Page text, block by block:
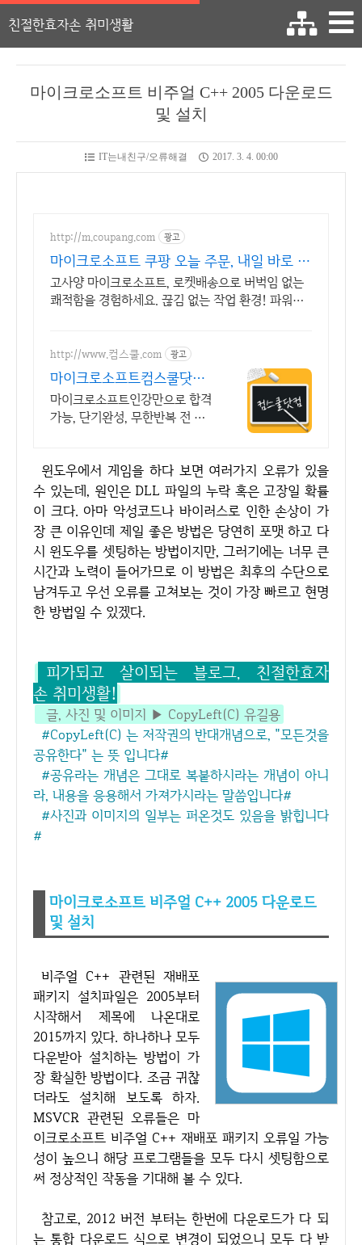
친절한효자손 취미생활
마이크로소프트 비주얼 C++ 2005 다운로드
및 설치
IT는내친구/오류해결 2017. 3. 4. 00:00
http://m.coupang.com 광고
마이크로소프트 쿠팡 오늘 주문, 내일 바로 도
착
고사양 마이크로소프트, 로켓배송으로 버벅임 없는
쾌적함을 경험하세요. 끊김 없는 작업 환경! 파워풀
http://www.컴스쿨.com 광고
마이크로소프트컴스쿨닷컴
당일 신청&결제시 기프티
콘!
마이크로소프트인강만으로 합격
가능, 단기완성, 무한반복 전 강
윈도우에서 게임을 하다 보면 여러가지 오류가 있을
수 있는데, 원인은 DLL 파일의 누락 혹은 고장일 확률
이 크다. 아마 악성코드나 바이러스로 인한 손상이 가
장 큰 이유인데 제일 좋은 방법은 당연히 포맷 하고 다
시 윈도우를 셋팅하는 방법이지만, 그러기에는 너무 큰
시간과 노력이 들어가므로 이 방법은 최후의 수단으로
남겨두고 우선 오류를 고쳐보는 것이 가장 빠르고 현명
한 방법일 수 있겠다.
피가되고 살이되는 블로그, 친절한효자
손 취미생활!
글, 사진 및 이미지 ▶ CopyLeft(C) 유길용
#CopyLeft(C) 는 저작권의 반대개념으로, "모든것을
공유한다" 는 뜻 입니다#
#공유라는 개념은 그대로 복붙하시라는 개념이 아니
라, 내용을 응용해서 가져가시라는 말씀입니다#
#사진과 이미지의 일부는 퍼온것도 있음을 밝힙니다
#
마이크로소프트 비주얼 C++ 2005 다운로드
및 설치
비주얼 C++ 관련된 재배포
패키지 설치파일은 2005부터
시작해서 제목에 나온대로
2015까지 있다. 하나하나 모두
다운받아 설치하는 방법이 가
장 확실한 방법이다. 조금 귀찮
더라도 설치해 보도록 하자.
MSVCR 관련된 오류들은 마
이크로소프트 비주얼 C++ 재배포 패키지 오류일 가능
성이 높으니 해당 프로그램들을 모두 다시 셋팅함으로
써 정상적인 작동을 기대해 볼 수 있다.
참고로, 2012 버전 부터는 한번에 다운로드가 다 되
는 통합 다운로드 식으로 변경이 되었으니 모두 다 받